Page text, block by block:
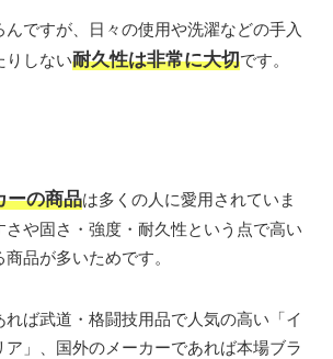
ですが、日々の使用や洗濯などの手入
りしない耐久性は非常に大切です。
ーの商品は多くの人に愛用されていま
や固さ・強度・耐久性という点で高い
品が多いためです。
れば武道・格闘技用品で人気の高い「イ
」、国外のメーカーであれば本場ブラ